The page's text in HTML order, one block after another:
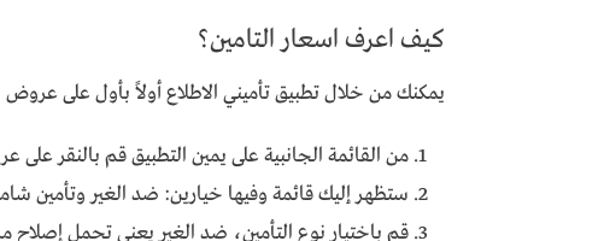
كيف اعرف اسعار التامين؟
يمكنك من خلال تطبيق تأميني الاطلاع أولاً بأول على
من القائمة الجانبية على يمين التطبيق قم بالنقر على
ستظهر إليك قائمة وفيها خيارين: ضد الغير وتأمين
قم باختيار نوع التأمين، ضد الغير يعني تحمل إصلاح